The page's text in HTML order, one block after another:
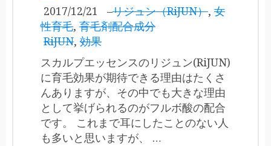
2017/12/21 –リジュン（RiJUN）, 女
性育毛, 育毛剤配合成分
RiJUN, 効果
スカルプエッセンスのリジュン(RiJUN)
に育毛効果が期待できる理由はたくさ
んありますが、その中でも大きな理由
として挙げられるのがフルボ酸の配合
です。 これまで耳にしたことのない人
も多いと思いますが、 …